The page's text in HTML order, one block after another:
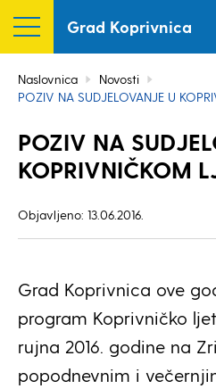
Grad Koprivnica
Naslovnica
Novosti
POZIV NA SUDJELOVANJE U
POZIV NA
KOPRIVNIČKOM
Objavljeno: 13.06.2016.
Grad Koprivnica ove
program Koprivničko
rujna 2016. godine na
popodnevnim i